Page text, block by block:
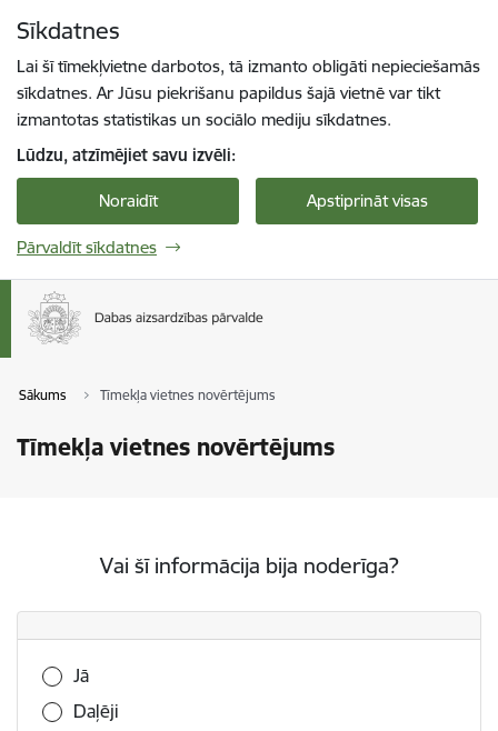
Sīkdatnes
Lai šī tīmekļvietne darbotos, tā izmanto obligāti nepieciešamās
sīkdatnes. Ar Jūsu piekrišanu papildus šajā vietnē var tikt
izmantotas statistikas un sociālo mediju sīkdatnes.
Lūdzu, atzīmējiet savu izvēli:
Noraidīt Apstiprināt visas
Pārvaldīt sīkdatnes
Sākums Tīmekļa vietnes novērtējums
Tīmekļa vietnes novērtējums
Vai šī informācija bija noderīga?
Vai šī informācija bija noderīga?
Jā
Daļēji